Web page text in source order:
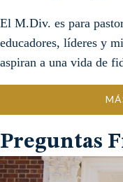
El M.Div. es para
educadores, líderes y
aspiran a una vida de
Preguntas